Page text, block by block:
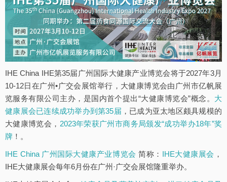
IHE China IHE第35届广州国际大健康产业博览会将于2027年3月
10-12日在广州•广交会展馆举行，大健康博览会由广州市亿帆展
览服务有限公司主办，是国内首个提出“大健康博览会”概念。 大
健康展会已连续成功举办到第35届 ，已成为亚太地区颇具规模的
大健康博览会， 2023年荣获广州市商务局颁发“成功举办18年”奖
牌 ！。
IHE China 广州国际大健康产业博览会 简称： IHE大健康展会 ，
IHE大健康展会每年6月份在广州·广交会展馆隆重举办。